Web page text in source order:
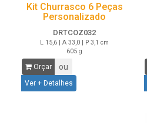
Kit Churrasco 6 Peças
Personalizado
DRTCOZ032
L 15,6 | A 33,0 | P 3,1 cm
605 g
Orçar ou
Ver + Detalhes